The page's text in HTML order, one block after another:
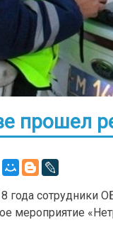
прошел
года
мероприятие